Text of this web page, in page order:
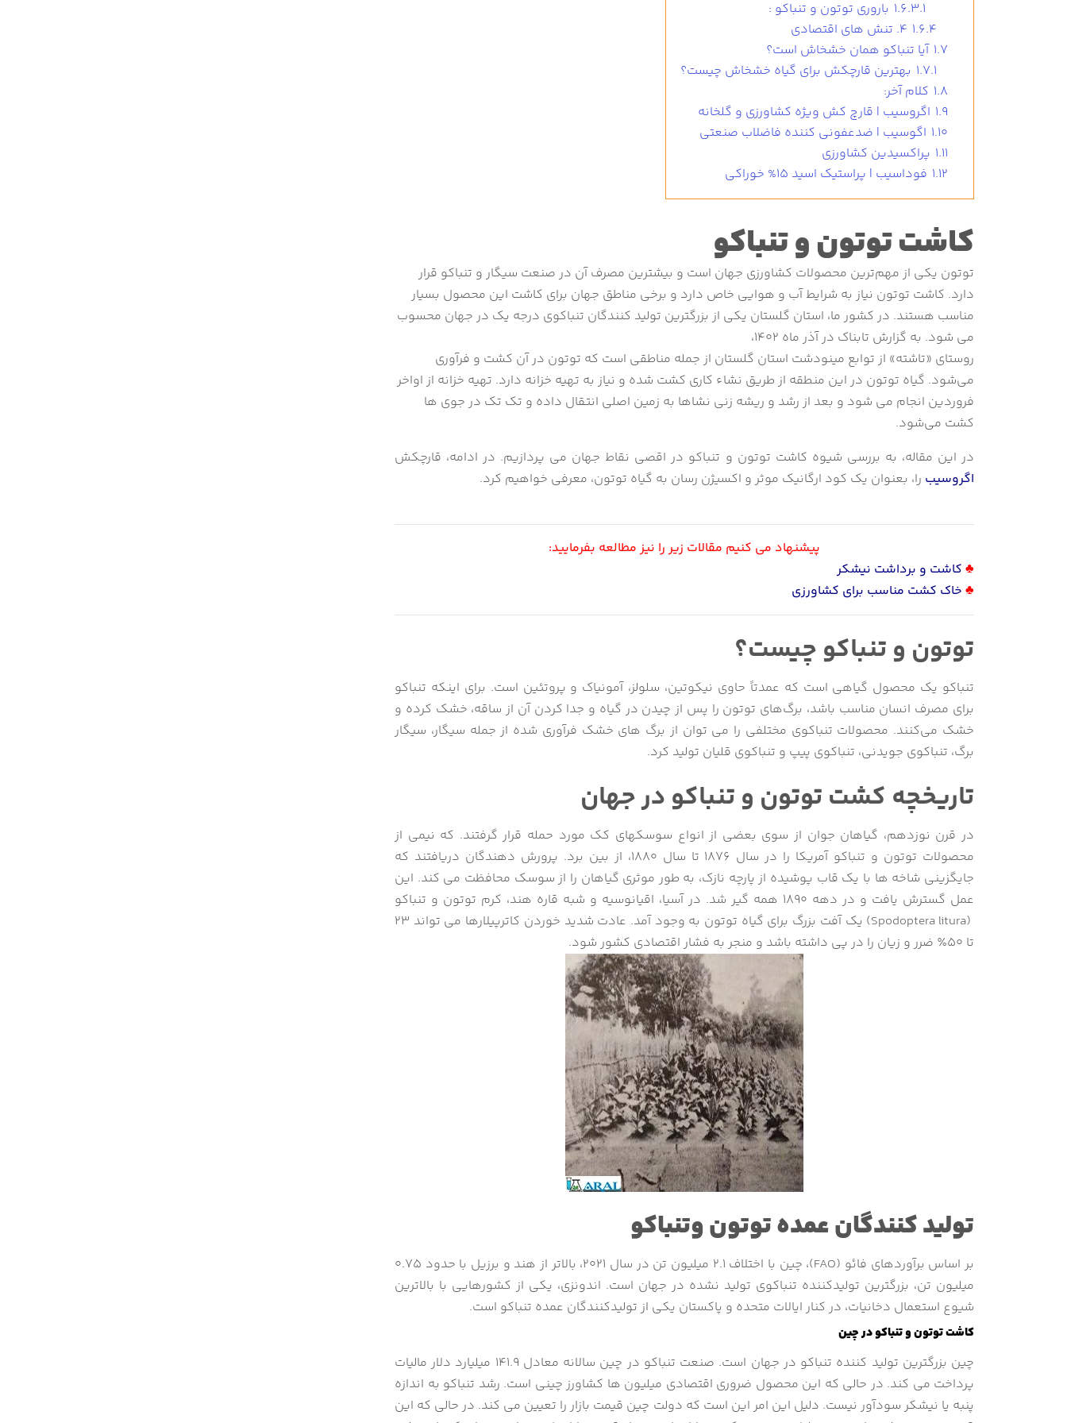
1.6.3.1 باروری توتون و تنباکو :
1.6.4 4. تنش های اقتصادی
1.7 آیا تنباکو همان خشخاش است؟
1.7.1 بهترین قارچکش برای گیاه خشخاش چیست؟
1.8 کلام آخر:
1.9 اگروسیب | قارچ کش ویژه کشاورزی و گلخانه
1.10 اگوسیب | ضدعفونی کننده فاضلاب صنعتی
1.11 پراکسیدین کشاورزی
1.12 فوداسیب | پراستیک اسید 15% خوراکی
کاشت توتون و تنباکو
توتون یکی از مهم‌ترین محصولات کشاورزی جهان است و بیشترین مصرف آن در صنعت سیگار و تنباکو قرار
دارد. کاشت توتون نیاز به شرایط آب و هوایی خاص دارد و برخی مناطق جهان برای کاشت این محصول بسیار
مناسب هستند. در کشور ما، استان گلستان یکی از بزرگترین تولید کنندگان تنباکوی درجه یک در جهان محسوب
می شود. به گزارش تابناک در آذر ماه 1402،
روستای «تاشته» از توابع مینودشت استان گلستان از جمله مناطقی است که توتون در آن کشت و فرآوری
می‌شود. گیاه توتون در این منطقه از طریق نشاء کاری کشت شده و نیاز به تهیه خزانه دارد. تهیه خزانه از اواخر
فروردین انجام می شود و بعد از رشد و ریشه زنی نشاها به زمین اصلی انتقال داده و تک تک در جوی ها
کشت می‌شود.
در این مقاله، به بررسی شیوه کاشت توتون و تنباکو در اقصی نقاط جهان می پردازیم. در ادامه، قارچکش
اگروسیب را، بعنوان یک کود ارگانیک موثر و اکسیژن رسان به گیاه توتون، معرفی خواهیم کرد.
پیشنهاد می کنیم مقالات زیر را نیز مطالعه بفرمایید:
♣ کاشت و برداشت نیشکر
♣ خاک کشت مناسب برای کشاورزی
توتون و تنباکو چیست؟
تنباکو یک محصول گیاهی است که عمدتاً حاوی نیکوتین، سلولز، آمونیاک و پروتئین است. برای اینکه تنباکو
برای مصرف انسان مناسب باشد، برگ‌های توتون را پس از چیدن در گیاه و جدا کردن آن از ساقه، خشک کرده و
خشک می‌کنند. محصولات تنباکوی مختلفی را می توان از برگ های خشک فرآوری شده از جمله سیگار، سیگار
برگ، تنباکوی جویدنی، تنباکوی پیپ و تنباکوی قلیان تولید کرد.
تاریخچه کشت توتون و تنباکو در جهان
در قرن نوزدهم، گیاهان جوان از سوی بعضی از انواع سوسکهای کک مورد حمله قرار گرفتند. که نیمی از
محصولات توتون و تنباکو آمریکا را در سال 1876 تا سال 1880، از بین برد. پرورش دهندگان دریافتند که
جایگزینی شاخه ها با یک قاب پوشیده از پارچه نازک، به طور موثری گیاهان را از سوسک محافظت می کند. این
عمل گسترش یافت و در دهه 1890 همه گیر شد. در آسیا، اقیانوسیه و شبه قاره هند، کرم توتون و تنباکو
(Spodoptera litura) یک آفت بزرگ برای گیاه توتون به وجود آمد. عادت شدید خوردن كاترپیلارها می تواند 23
تا 50٪ ضرر و زیان را در پی داشته باشد و منجر به فشار اقتصادی كشور شود.
تولید کنندگان عمده توتون وتنباکو
بر اساس برآوردهای فائو (FAO)، چین با اختلاف 2.1 میلیون تن در سال 2021، بالاتر از هند و برزیل با حدود 0.75
میلیون تن، بزرگترین تولیدکننده تنباکوی تولید نشده در جهان است. اندونزی، یکی از کشورهایی با بالاترین
شیوع استعمال دخانیات، در کنار ایالات متحده و پاکستان یکی از تولیدکنندگان عمده تنباکو است.
کاشت توتون و تنباکو در چین
چین بزرگترین تولید کننده تنباکو در جهان است. صنعت تنباکو در چین سالانه معادل 141.9 میلیارد دلار مالیات
پرداخت می کند. در حالی که این محصول ضروری اقتصادی میلیون ها کشاورز چینی است. رشد تنباکو به اندازه
پنبه یا نیشکر سودآور نیست. دلیل این امر این است که دولت چین قیمت بازار را تعیین می کند. در حالی که این